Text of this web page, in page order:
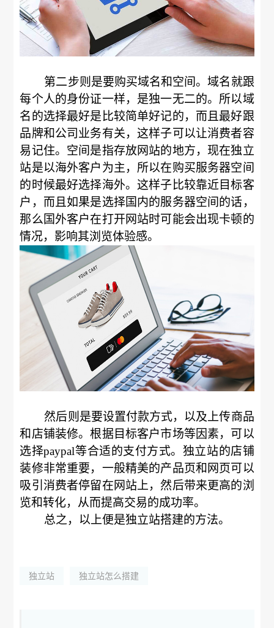
第二步则是要购买域名和空间。域名就跟
每个人的身份证一样，是独一无二的。所以域
名的选择最好是比较简单好记的，而且最好跟
品牌和公司业务有关，这样子可以让消费者容
易记住。空间是指存放网站的地方，现在独立
站是以海外客户为主，所以在购买服务器空间
的时候最好选择海外。这样子比较靠近目标客
户，而且如果是选择国内的服务器空间的话，
那么国外客户在打开网站时可能会出现卡顿的
情况，影响其浏览体验感。
然后则是要设置付款方式，以及上传商品
和店铺装修。根据目标客户市场等因素，可以
选择paypal等合适的支付方式。独立站的店铺
装修非常重要，一般精美的产品页和网页可以
吸引消费者停留在网站上，然后带来更高的浏
览和转化，从而提高交易的成功率。
总之，以上便是独立站搭建的方法。
独立站 独立站怎么搭建